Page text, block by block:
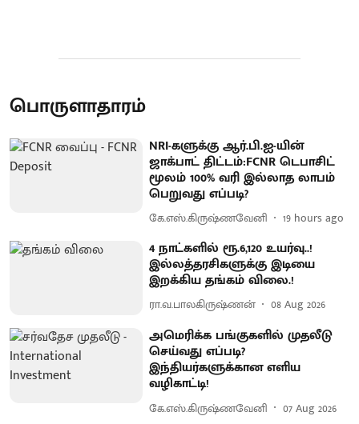
பொருளாதாரம்
NRI-களுக்கு ஆர்.பி.ஐ-யின்
ஜாக்பாட் திட்டம்:FCNR டெபாசிட்
மூலம் 100% வரி இல்லாத லாபம்
பெறுவது எப்படி?
கே.எஸ்.கிருஷ்ணவேனி 19 hours ago
4 நாட்களில் ரூ.6,120 உயர்வு..!
இல்லத்தரசிகளுக்கு இடியை
இறக்கிய தங்கம் விலை.!
ரா.வ.பாலகிருஷ்ணன் 08 Aug 2026
அமெரிக்க பங்குகளில் முதலீடு
செய்வது எப்படி?
இந்தியர்களுக்கான எளிய
வழிகாட்டி!
கே.எஸ்.கிருஷ்ணவேனி 07 Aug 2026